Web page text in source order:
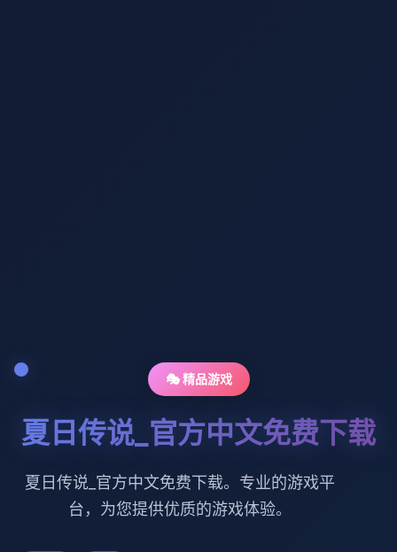
🎭 精品游戏
夏日传说_官方中文免费下载
夏日传说_官方中文免费下载。专业的游戏平
台，为您提供优质的游戏体验。